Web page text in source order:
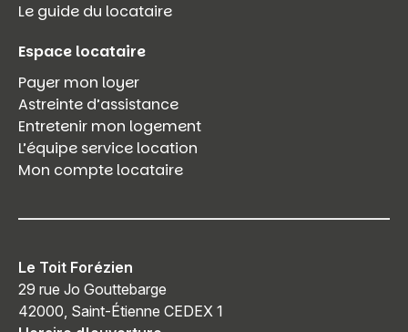
Le guide du locataire
Espace locataire
Payer mon loyer
Astreinte d’assistance
Entretenir mon logement
L’équipe service location
Mon compte locataire
Le Toit Forézien
29 rue Jo Gouttebarge
42000, Saint-Étienne CEDEX 1